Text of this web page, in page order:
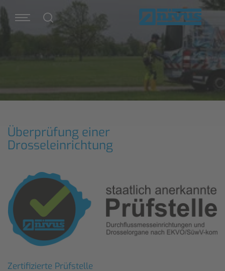
Überprüfung einer
Drosseleinrichtung
Zertifizierte Prüfstelle